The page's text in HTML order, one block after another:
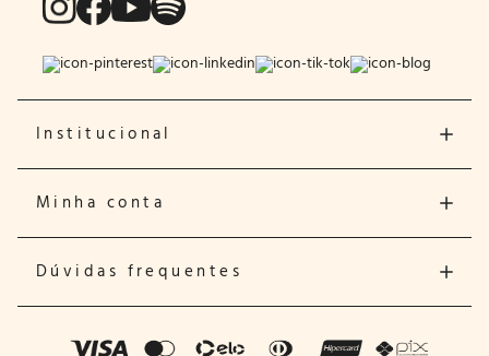
Institucional
Minha conta
Dúvidas frequentes